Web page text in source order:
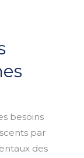
besoins
par
des